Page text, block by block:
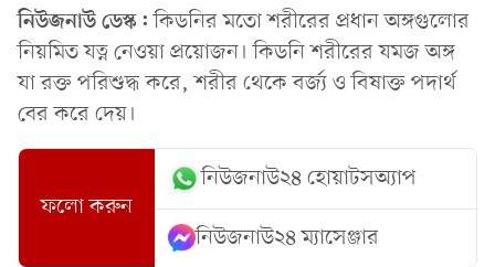
নিউজনাউ ডেস্ক:কিডনির মতো শরীরের প্রধান অঙ্গগুলোর
নিয়মিত যত্ন নেওয়া প্রয়োজন। কিডনি শরীরের যমজ অঙ্গ
যা রক্ত পরিশুদ্ধ করে, শরীর থেকে বর্জ্য ও বিষাক্ত পদার্থ
বের করে দেয়।
ফলো করুন
নিউজনাউ২৪ হোয়াটসঅ্যাপ
নিউজনাউ২৪ ম্যাসেঞ্জার